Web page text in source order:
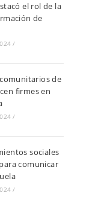
el rol de la
de
/
de
firmes en
/
sociales
comunicar
/